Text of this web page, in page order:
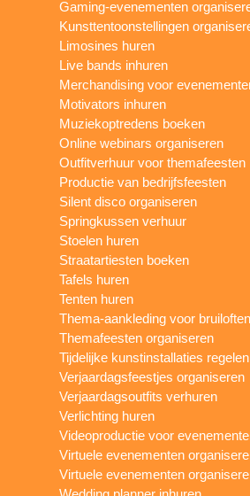
Gaming-evenementen
Kunsttentoonstellingen
Limosines huren
Live bands inhuren
Merchandising voor
Motivators inhuren
Muziekoptredens boeken
Online webinars organiseren
Outfitverhuur voor themafeesten
Productie van bedrijfsfeesten
Silent disco organiseren
Springkussen verhuur
Stoelen huren
Straatartiesten boeken
Tafels huren
Tenten huren
Thema-aankleding voor bruiloften
Themafeesten organiseren
Tijdelijke kunstinstallaties regelen
Verjaardagsfeestjes organiseren
Verjaardagsoutfits verhuren
Verlichting huren
Videoproductie voor
Virtuele evenementen
Virtuele evenementen